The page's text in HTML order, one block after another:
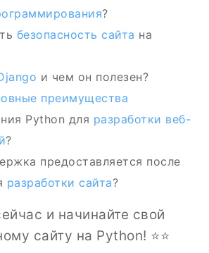
?
безопасность сайта на
и чем он полезен?
преимущества
Python для разработки веб-
?
предоставляется после
разработки сайта?
и начинайте свой
сайту на Python! ⭐⭐